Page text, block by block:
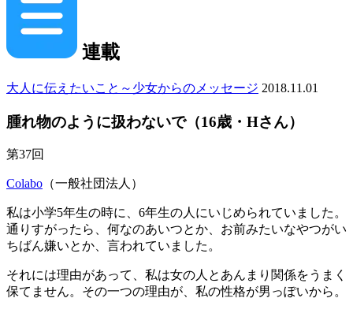
連載
大人に伝えたいこと～少女からのメッセージ 2018.11.01
腫れ物のように扱わないで（16歳・Hさん）
第37回
Colabo （一般社団法人）
私は小学5年生の時に、6年生の人にいじめられていました。
通りすがったら、何なのあいつとか、お前みたいなやつがい
ちばん嫌いとか、言われていました。
それには理由があって、私は女の人とあんまり関係をうまく
保てません。その一つの理由が、私の性格が男っぽいから。